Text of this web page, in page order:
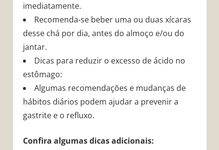
imediatamente.
Recomenda-se beber uma ou duas xícaras
desse chá por dia, antes do almoço e/ou do
jantar.
Dicas para reduzir o excesso de ácido no
estômago:
Algumas recomendações e mudanças de
hábitos diários podem ajudar a prevenir a
gastrite e o refluxo.
Confira algumas dicas adicionais: